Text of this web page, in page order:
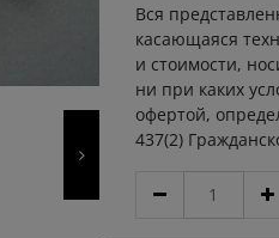
Вся
касающаяся
и стоимости,
ни при каких
офертой,
437(2)